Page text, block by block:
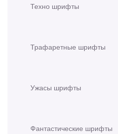
Техно шрифты
Трафаретные шрифты
Ужасы шрифты
Фантастические шрифты